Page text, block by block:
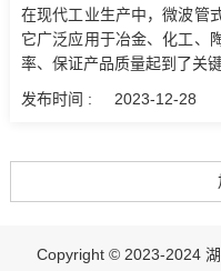
在现代工业生产中，微波管
它广泛应用于冶金、化工、
率、保证产品质量起到了关
发布时间 :
2023-12-28
Copyright © 2023-2024